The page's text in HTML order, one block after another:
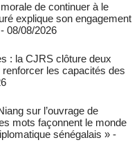
de continuer à le
explique son engagement
- 08/08/2026
: la CJRS clôture deux
les capacités des
sur l’ouvrage de
mots façonnent le monde
sénégalais » -